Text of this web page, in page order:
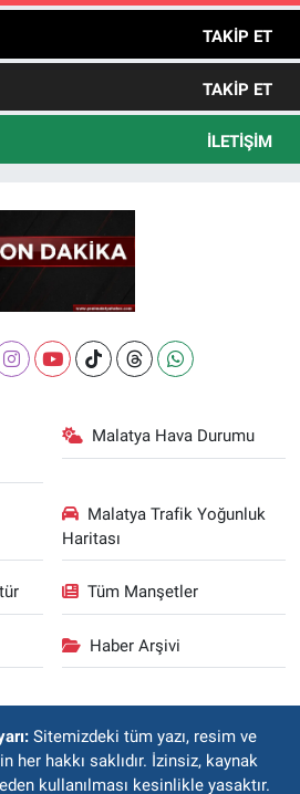
TAKIP ET
TAKIP ET
İLETIŞIM
Malatya Hava Durumu
Malatya Trafik Yoğunluk
Haritası
Tüm Manşetler
Haber Arşivi
Sitemizdeki tüm yazı, resim ve
her hakkı saklıdır. İzinsiz, kaynak
kullanılması kesinlikle yasaktır.